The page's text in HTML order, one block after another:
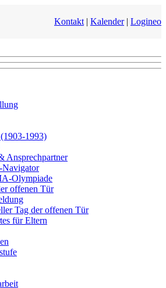
Kontakt | Kalender| Logineo
1993)
Ansprechpartner
Navigator
Olympiade
offenen Tür
Tag der offenen Tür
für Eltern